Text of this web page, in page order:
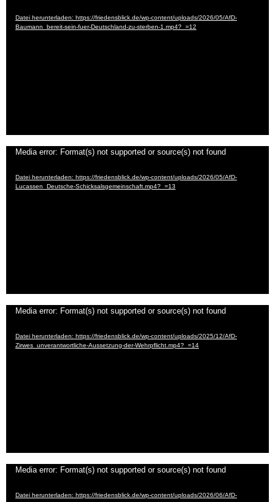
Datei herunterladen: https://friedensblick.de/wp-content/uploads/2026/05/AfD-
Baumann_bereit-sein-fuer-Deutschland-zu-sterben-1.mp4?_=12
Video-
Media error: Format(s) not supported or source(s) not found
Datei herunterladen: https://friedensblick.de/wp-content/uploads/2026/05/AfD-
Lucassen_Deutsche-Schicksalsgemeinschaft.mp4?_=13
Video-
Media error: Format(s) not supported or source(s) not found
Datei herunterladen: https://friedensblick.de/wp-content/uploads/2025/12/AfD-
Zirwes_unverantwortliche-Aussetzung-der-Wehrpflicht.mp4?_=14
Video-
Media error: Format(s) not supported or source(s) not found
Datei herunterladen: https://friedensblick.de/wp-content/uploads/2026/06/AfD-